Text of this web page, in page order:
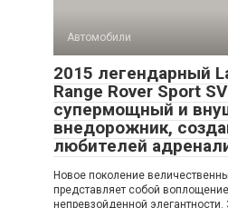
Автомобили
2015 легендарный
Range Rover Sport
супермощный и
внедорожник,
любителей
Новое поколение
представляет собой
непревзойденной